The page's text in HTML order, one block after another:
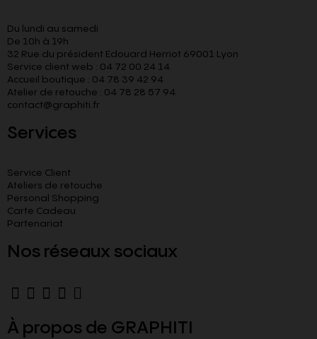
Du lundi au samedi
De 10h à 19h
32 Rue du président Edouard Herriot 69001 Lyon
Service client web : 04 72 00 24 14
Accueil boutique : 04 78 39 42 94
Atelier de retouche : 04 78 28 57 94
contact@graphiti.fr
Services
Service Client
Ateliers de retouche
Personal Shopping
Carte Cadeau
Partenariat
Nos réseaux sociaux
À propos de GRAPHITI